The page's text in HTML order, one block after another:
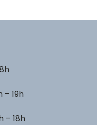
– 19h
– 18h